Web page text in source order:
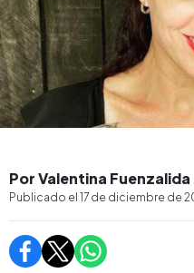
Por Valentina Fuenzalida
Publicado el 17 de diciembre de